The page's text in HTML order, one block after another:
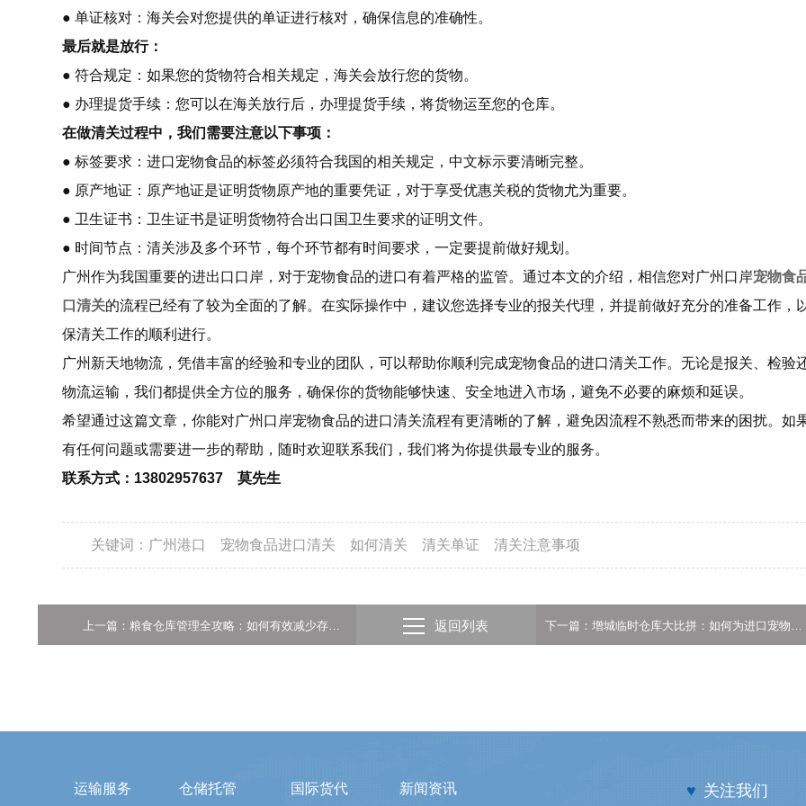
● 单证核对：海关会对您提供的单证进行核对，确保信息的准确性。
最后就是放行：
● 符合规定：如果您的货物符合相关规定，海关会放行您的货物。
● 办理提货手续：您可以在海关放行后，办理提货手续，将货物运至您的仓库。
在做清关过程中，我们需要注意以下事项：
● 标签要求：进口宠物食品的标签必须符合我国的相关规定，中文标示要清晰完整。
● 原产地证：原产地证是证明货物原产地的重要凭证，对于享受优惠关税的货物尤为重要。
● 卫生证书：卫生证书是证明货物符合出口国卫生要求的证明文件。
● 时间节点：清关涉及多个环节，每个环节都有时间要求，一定要提前做好规划。
广州作为我国重要的进出口口岸，对于宠物食品的进口有着严格的监管。通过本文的介绍，相信您对广州口岸宠物食
口清关的流程已经有了较为全面的了解。在实际操作中，建议您选择专业的报关代理，并提前做好充分的准备工作，
保清关工作的顺利进行。
广州新天地物流，凭借丰富的经验和专业的团队，可以帮助你顺利完成宠物食品的进口清关工作。无论是报关、检验
物流运输，我们都提供全方位的服务，确保你的货物能够快速、安全地进入市场，避免不必要的麻烦和延误。
希望通过这篇文章，你能对广州口岸宠物食品的进口清关流程有更清晰的了解，避免因流程不熟悉而带来的困扰。如
有任何问题或需要进一步的帮助，随时欢迎联系我们，我们将为你提供最专业的服务。
联系方式：13802957637 莫先生
关键词： 广州港口 宠物食品进口清关 如何清关 清关单证 清关注意事项
返回列表
运输服务 仓储托管 国际货代 新闻资讯 ♥ 关注我们